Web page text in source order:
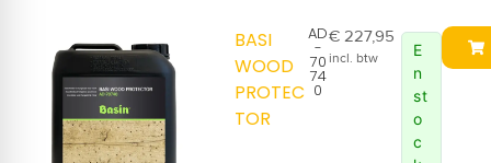
BASI
WOOD
PROTEC
TOR
AD
-
70
74
0
€227,95
incl. btw
E
n
st
o
c